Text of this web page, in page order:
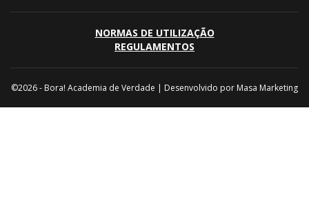
NORMAS DE UTILIZAÇÃO
REGULAMENTOS
©2026 - Bora! Academia de Verdade | Desenvolvido por Masa Marketing